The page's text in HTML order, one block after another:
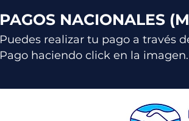
PAGOS NACIONALES
Puedes realizar tu pago a través
Pago haciendo click en la imagen.